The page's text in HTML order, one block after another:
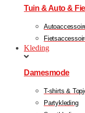
Tuin & Auto &
Kleding
Damesmode
T-shirts &
Partykleding